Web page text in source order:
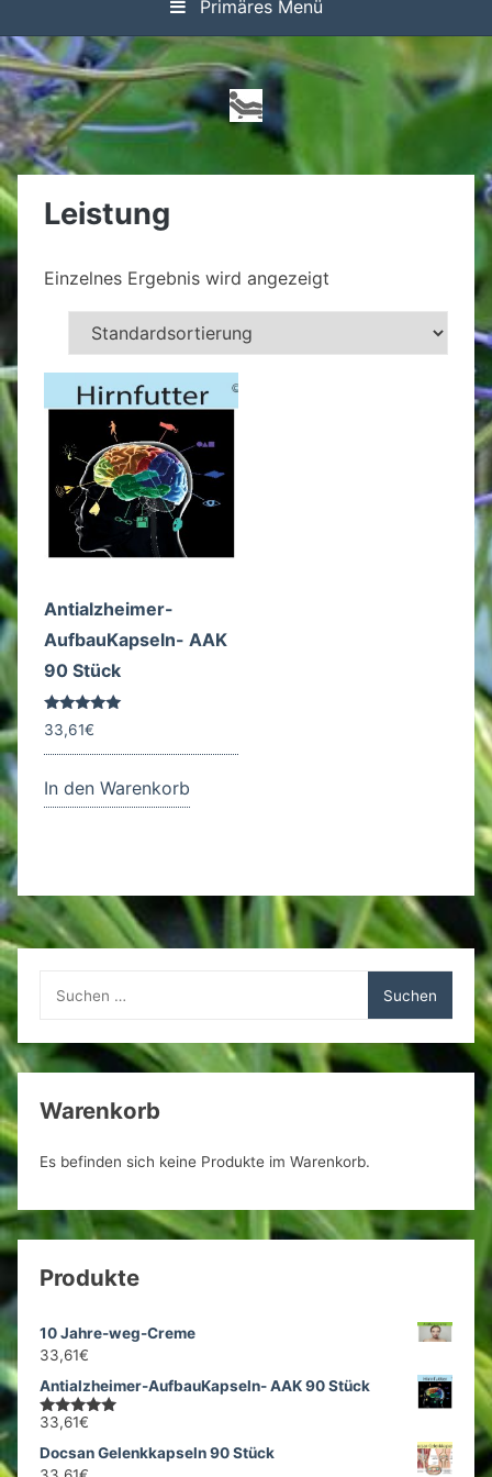
Primäres Menü
Leistung
Einzelnes Ergebnis wird angezeigt
Antialzheimer-
AufbauKapseln- AAK
90 Stück
Bewertet
mit
5.00
33,61€
In den Warenkorb
nach:
Warenkorb
Es befinden sich keine Produkte im Warenkorb.
Produkte
10 Jahre-weg-Creme
33,61€
Antialzheimer-AufbauKapseln- AAK 90 Stück
Bewertet
von 5
33,61€
Docsan Gelenkkapseln 90 Stück